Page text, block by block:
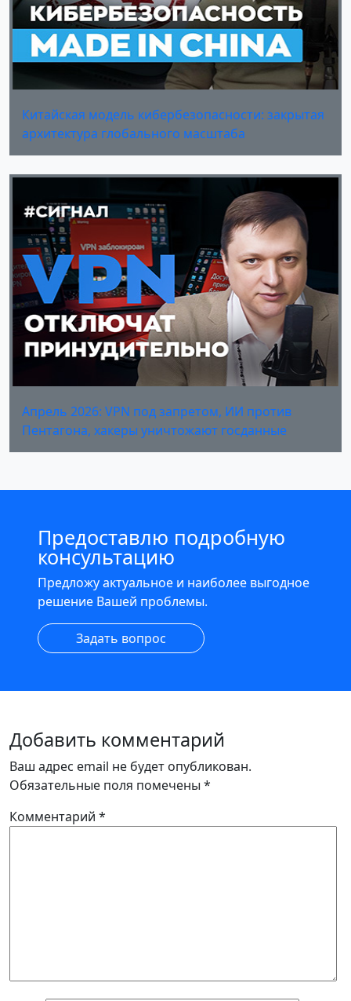
Китайская модель кибербезопасности: закрытая
архитектура глобального масштаба
Апрель 2026: VPN под запретом, ИИ против
Пентагона, хакеры уничтожают госданные
Предоставлю подробную
консультацию
Предложу актуальное и наиболее выгодное
решение Вашей проблемы.
Задать вопрос
Добавить комментарий
Ваш адрес email не будет опубликован.
Обязательные поля помечены *
Комментарий *